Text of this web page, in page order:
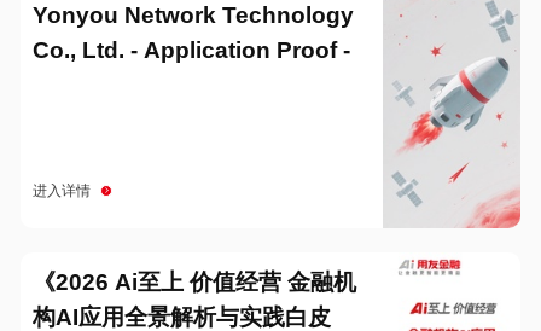
Yonyou Network Technology
Co., Ltd. - Application Proof -
进入详情
《2026 Ai至上 价值经营 金融机
构AI应用全景解析与实践白皮